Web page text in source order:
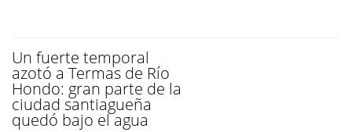
Un fuerte temporal
azotó a Termas de Río
Hondo: gran parte de la
ciudad santiagueña
quedó bajo el agua